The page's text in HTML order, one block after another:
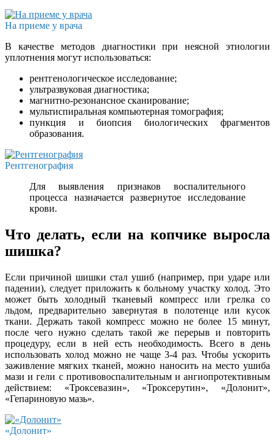
На приеме у врача
В качестве методов диагностики при неясной этиологии
уплотнения могут использоваться:
рентгенологическое исследование;
ультразвуковая диагностика;
магнитно-резонансное сканирование;
мультиспиральная компьютерная томография;
пункция и биопсия биологических фрагментов
образования.
Рентгенография
Для выявления признаков воспалительного
процесса назначается развернутое исследование
крови.
Что делать, если на копчике выросла
шишка?
Если причиной шишки стал ушиб (например, при ударе или
падении), следует приложить к больному участку холод. Это
может быть холодный тканевый компресс или грелка со
льдом, предварительно завернутая в полотенце или кусок
ткани. Держать такой компресс можно не более 15 минут,
после чего нужно сделать такой же перерыв и повторить
процедуру, если в ней есть необходимость. Всего в день
использовать холод можно не чаще 3-4 раз. Чтобы ускорить
заживление мягких тканей, можно наносить на место ушиба
мази и гели с противовоспалительным и ангиопротективным
действием: «Троксевазин», «Троксерутин», «Долонит»,
«Гепариновую мазь».
«Долонит»